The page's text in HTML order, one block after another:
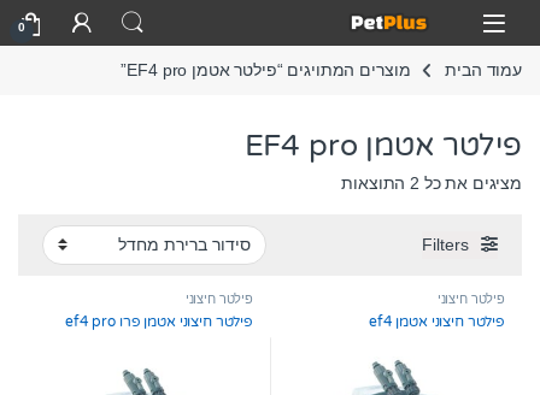
Skip to navigation
Skip to content
Open
0
עמוד הבית מוצרים המתויגים “פילטר אטמן EF4 pro”
פילטר אטמן EF4 pro
מציגים את כל ⁦2⁩ התוצאות
Filters
פילטר חיצוני
פילטר חיצוני אטמן ef4
פילטר חיצוני
פילטר חיצוני אטמן פרו ef4 pro